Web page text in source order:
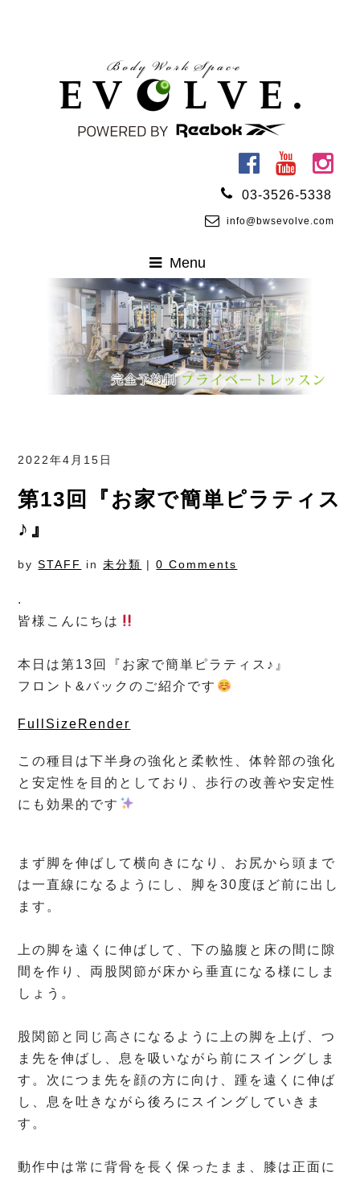
03-3526-5338
info@bwsevolve.com
2022年4月15日
第13回『お家で簡単ピラティス
♪』
bySTAFF in未分類 |0 Comments
.
皆様こんにちは
本日は第13回『お家で簡単ピラティス♪』
フロント&バックのご紹介です
FullSizeRender
この種目は下半身の強化と柔軟性、体幹部の強化
と安定性を目的としており、歩行の改善や安定性
にも効果的です
まず脚を伸ばして横向きになり、お尻から頭まで
は一直線になるようにし、脚を30度ほど前に出し
ます。
上の脚を遠くに伸ばして、下の脇腹と床の間に隙
間を作り、両股関節が床から垂直になる様にしま
しょう。
股関節と同じ高さになるように上の脚を上げ、つ
ま先を伸ばし、息を吸いながら前にスイングしま
す。次につま先を顔の方に向け、踵を遠くに伸ば
し、息を吐きながら後ろにスイングしていきま
す。
動作中は常に背骨を長く保ったまま、膝は正面に